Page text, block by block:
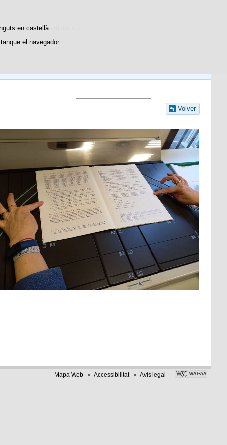
d'ús i satisfacció.
en castellà.
el navegador.
Volver
Mapa Web Accessibilitat Avís legal